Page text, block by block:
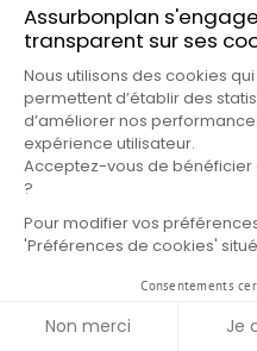
Assurbonplan
transparent sur ses
Nous utilisons des cookies
permettent d’établir des
d’améliorer nos
expérience utilisateur.
Acceptez-vous de bénéficier
?
Pour modifier vos
'Préférences de cookies'
Consentements
Non merci Je
Assurance YAMAHA
Assurance YAMAHA
Assurance YAMAHA
Assurance YAMAHA
Assurance YAMAHA
Assurance YAMAHA
VENTURE
Assurance YAMAHA
Assurance YAMAHA